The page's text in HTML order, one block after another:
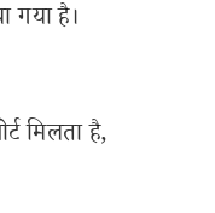
गया है।
मिलता है,